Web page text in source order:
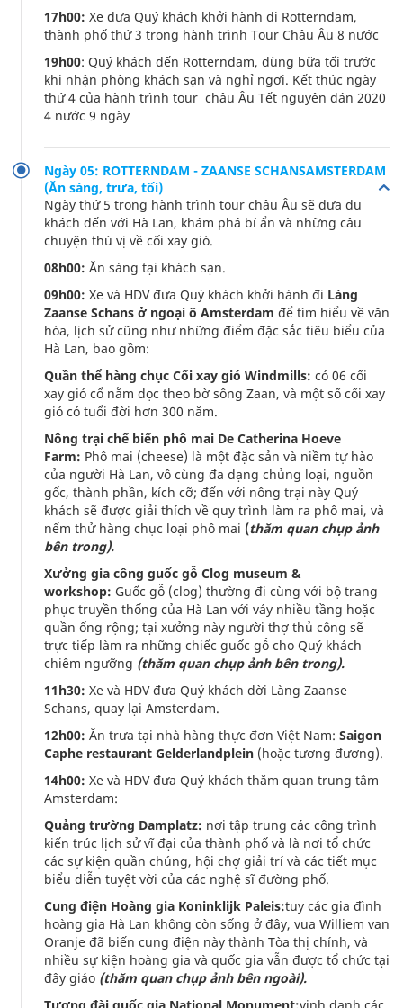
17h00: Xe đưa Quý khách khởi hành đi Rotterndam,
thành phố thứ 3 trong hành trình Tour Châu Âu 8 nước
19h00: Quý khách đến Rotterndam, dùng bữa tối trước
khi nhận phòng khách sạn và nghỉ ngơi. Kết thúc ngày
thứ 4 của hành trình tour châu Âu Tết nguyên đán 2020
4 nước 9 ngày
Ngày 05: ROTTERNDAM - ZAANSE SCHANSAMSTERDAM
(Ăn sáng, trưa, tối)
Ngày thứ 5 trong hành trình tour châu Âu sẽ đưa du
khách đến với Hà Lan, khám phá bí ẩn và những câu
chuyện thú vị về cối xay gió.
08h00: Ăn sáng tại khách sạn.
09h00: Xe và HDV đưa Quý khách khởi hành đi Làng
Zaanse Schans ở ngoại ô Amsterdam để tìm hiểu về văn
hóa, lịch sử cũng như những điểm đặc sắc tiêu biểu của
Hà Lan, bao gồm:
Quần thể hàng chục Cối xay gió Windmills: có 06 cối
xay gió cổ nằm dọc theo bờ sông Zaan, và một số cối xay
gió có tuổi đời hơn 300 năm.
Nông trại chế biến phô mai De Catherina Hoeve
Farm: Phô mai (cheese) là một đặc sản và niềm tự hào
của người Hà Lan, vô cùng đa dạng chủng loại, nguồn
gốc, thành phần, kích cỡ; đến với nông trại này Quý
khách sẽ được giải thích về quy trình làm ra phô mai, và
nếm thử hàng chục loại phô mai (thăm quan chụp ảnh
bên trong).
Xưởng gia công guốc gỗ Clog museum &
workshop: Guốc gỗ (clog) thường đi cùng với bộ trang
phục truyền thống của Hà Lan với váy nhiều tầng hoặc
quần ống rộng; tại xưởng này người thợ thủ công sẽ
trực tiếp làm ra những chiếc guốc gỗ cho Quý khách
chiêm ngưỡng (thăm quan chụp ảnh bên trong).
11h30: Xe và HDV đưa Quý khách dời Làng Zaanse
Schans, quay lại Amsterdam.
12h00: Ăn trưa tại nhà hàng thực đơn Việt Nam: Saigon
Caphe restaurant Gelderlandplein (hoặc tương đương).
14h00: Xe và HDV đưa Quý khách thăm quan trung tâm
Amsterdam:
Quảng trường Damplatz: nơi tập trung các công trình
kiến trúc lịch sử vĩ đại của thành phố và là nơi tổ chức
các sự kiện quần chúng, hội chợ giải trí và các tiết mục
biểu diễn tuyệt vời của các nghệ sĩ đường phố.
Cung điện Hoàng gia Koninklijk Paleis:tuy các gia đình
hoàng gia Hà Lan không còn sống ở đây, vua Williem van
Oranje đã biến cung điện này thành Tòa thị chính, và
nhiều sự kiện hoàng gia và quốc gia vẫn được tổ chức tại
đây giáo (thăm quan chụp ảnh bên ngoài).